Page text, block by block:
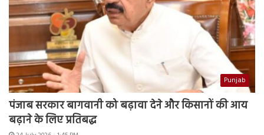
Punjab
पंजाब सरकार बागवानी को बढ़ावा देने और किसानों की आय
बढ़ाने के लिए प्रतिबद्ध